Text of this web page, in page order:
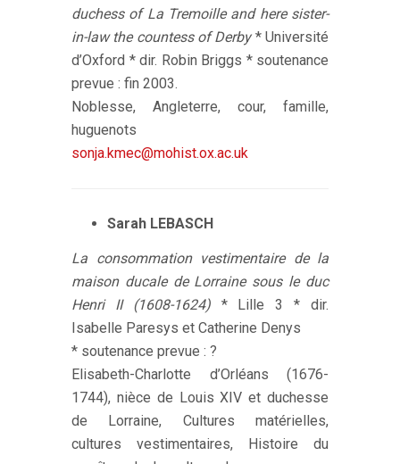
duchess of La Tremoille and here sister-
in-law the countess of Derby* Université
d’Oxford * dir. Robin Briggs * soutenance
prevue : fin 2003.
Noblesse, Angleterre, cour, famille,
huguenots
sonja.kmec@mohist.ox.ac.uk
Sarah LEBASCH
La consommation vestimentaire de la
maison ducale de Lorraine sous le duc
Henri II (1608-1624) * Lille 3 * dir.
Isabelle Paresys et Catherine Denys
* soutenance prevue : ?
Elisabeth-Charlotte d’Orléans (1676-
1744), nièce de Louis XIV et duchesse
de Lorraine, Cultures matérielles,
cultures vestimentaires, Histoire du